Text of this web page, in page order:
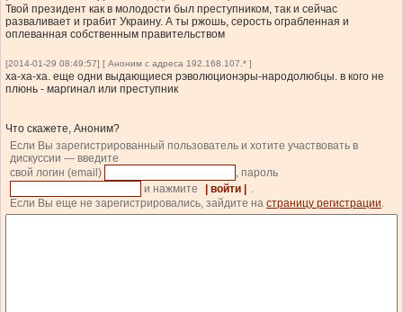
Твой президент как в молодости был преступником, так и сейчас
разваливает и грабит Украину. А ты ржошь, серость ограбленная и
оплеванная собственным правительством
[2014-01-29 08:49:57] [ Аноним с адреса 192.168.107.* ]
ха-ха-ха. еще одни выдающиеся рэволюционэры-народолюбцы. в кого не
плюнь - маргинал или преступник
Что скажете, Аноним?
Если Вы зарегистрированный пользователь и хотите участвовать в
дискуссии — введите
свой логин (email)
, пароль
и нажмите
| войти |
.
Если Вы еще не зарегистрировались, зайдите на страницу регистрации.